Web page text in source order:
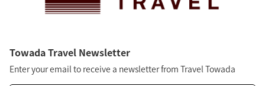
Towada Travel Newsletter
Enter your email to receive a newsletter from Travel Towada